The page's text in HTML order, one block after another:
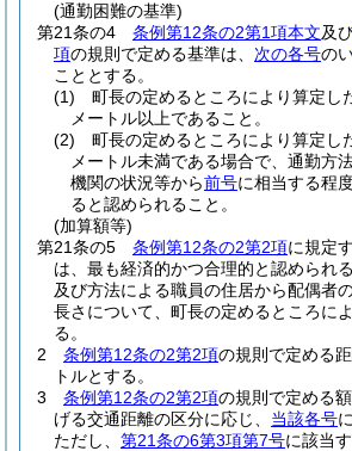
(通勤困難の基準)
第21条の4
条例第12条の2第1項本文及
項の規則で定める基準は、 次の各号の
こととする。
(1)
町長の定めるところにより算定し
メートル以上であること。
(2)
町長の定めるところにより算定し
メートル未満である場合で、通勤方
機関の状況等から前号に相当する程
ると認められること。
(加算額等)
第21条の5
条例第12条の2第2項に規定
は、最も経済的かつ合理的と認められ
及び方法による職員の住居から配偶者
長さについて、町長の定めるところに
る。
2
条例第12条の2第2項の規則で定める
トルとする。
3
条例第12条の2第2項の規則で定める額
げる交通距離の区分に応じ、 当該各号
ただし、 第21条の6第3項第7号に該当